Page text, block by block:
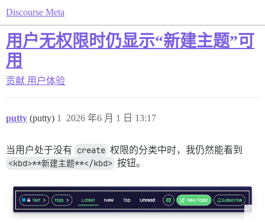
Discourse Meta
用户无权限时仍显示“新建主题”可
用
贡献 用户体验
putty (putty) 2026 年6 月 1 日 13:17
1
当用户处于没有 create 权限的分类中时，我仍然能看到
<kbd>**新建主题**</kbd> 按钮。